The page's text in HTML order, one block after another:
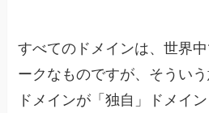
すべてのドメインは、世界
ークなものですが、そうい
ドメインが「独自」ドメイン